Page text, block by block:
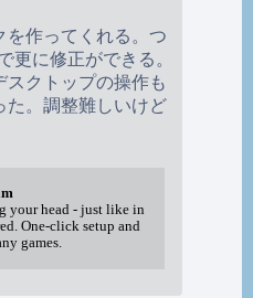
を作ってくれる。つ
更に修正ができる。
クトップの操作も
た。調整難しいけど
your head - just like in
One-click setup and
games.